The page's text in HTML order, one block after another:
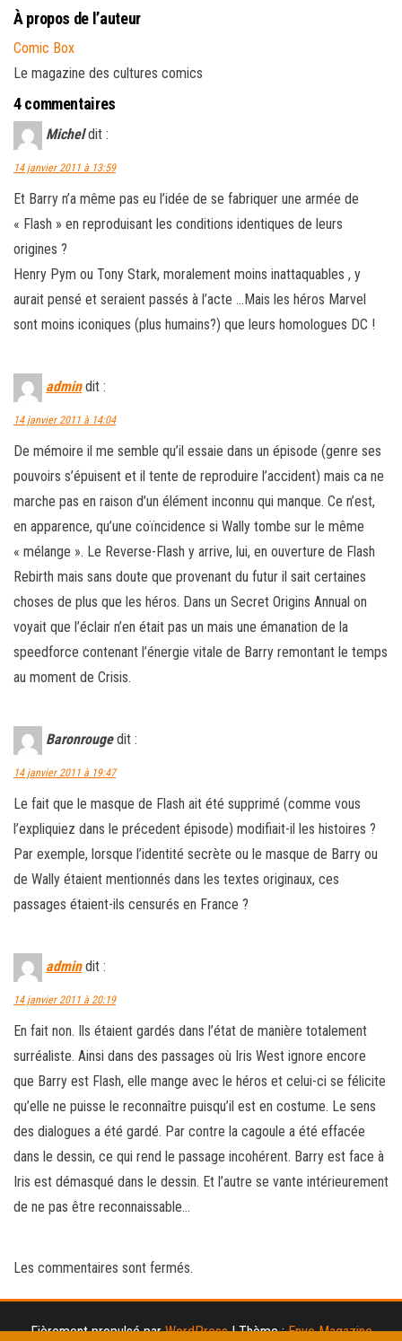
À propos de l’auteur
Comic Box
Le magazine des cultures comics
4 commentaires
Michel dit :
14 janvier 2011 à 13:59
Et Barry n’a même pas eu l’idée de se fabriquer une armée de
« Flash » en reproduisant les conditions identiques de leurs
origines ?
Henry Pym ou Tony Stark, moralement moins inattaquables , y
aurait pensé et seraient passés à l’acte …Mais les héros Marvel
sont moins iconiques (plus humains?) que leurs homologues DC !
admin dit :
14 janvier 2011 à 14:04
De mémoire il me semble qu’il essaie dans un épisode (genre ses
pouvoirs s’épuisent et il tente de reproduire l’accident) mais ca ne
marche pas en raison d’un élément inconnu qui manque. Ce n’est,
en apparence, qu’une coïncidence si Wally tombe sur le même
« mélange ». Le Reverse-Flash y arrive, lui, en ouverture de Flash
Rebirth mais sans doute que provenant du futur il sait certaines
choses de plus que les héros. Dans un Secret Origins Annual on
voyait que l’éclair n’en était pas un mais une émanation de la
speedforce contenant l’énergie vitale de Barry remontant le temps
au moment de Crisis.
Baronrouge dit :
14 janvier 2011 à 19:47
Le fait que le masque de Flash ait été supprimé (comme vous
l’expliquiez dans le précedent épisode) modifiait-il les histoires ?
Par exemple, lorsque l’identité secrète ou le masque de Barry ou
de Wally étaient mentionnés dans les textes originaux, ces
passages étaient-ils censurés en France ?
admin dit :
14 janvier 2011 à 20:19
En fait non. Ils étaient gardés dans l’état de manière totalement
surréaliste. Ainsi dans des passages où Iris West ignore encore
que Barry est Flash, elle mange avec le héros et celui-ci se félicite
qu’elle ne puisse le reconnaître puisqu’il est en costume. Le sens
des dialogues a été gardé. Par contre la cagoule a été effacée
dans le dessin, ce qui rend le passage incohérent. Barry est face à
Iris est démasqué dans le dessin. Et l’autre se vante intérieurement
de ne pas être reconnaissable…
Les commentaires sont fermés.
Fièrement propulsé parWordPress |Thème :Envo Magazine